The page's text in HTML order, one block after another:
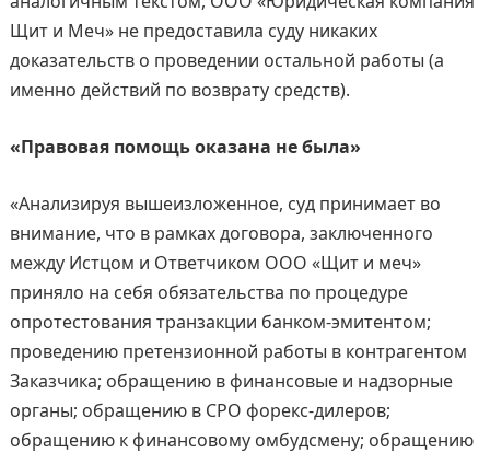
Щит и Меч» не предоставила суду никаких
доказательств о проведении остальной работы (а
именно действий по возврату средств).
«Правовая помощь оказана не была»
«Анализируя вышеизложенное, суд принимает во
внимание, что в рамках договора, заключенного
между Истцом и Ответчиком ООО «Щит и меч»
приняло на себя обязательства по процедуре
опротестования транзакции банком-эмитентом;
проведению претензионной работы в контрагентом
Заказчика; обращению в финансовые и надзорные
органы; обращению в СРО форекс-дилеров;
обращению к финансовому омбудсмену; обращению